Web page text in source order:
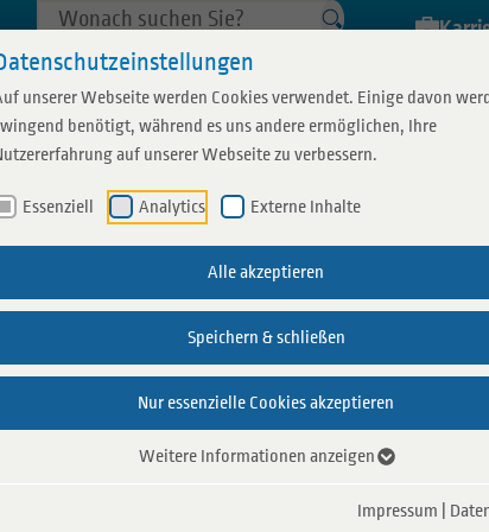
unserer Webseite werden Cookies verwendet. Einige davon
benötigt, während es uns andere ermöglichen, Ihre
auf unserer Webseite zu verbessern.
Essenziell Analytics Externe Inhalte
Alle akzeptieren
Speichern & schließen
Nur essenzielle Cookies akzeptieren
Weitere Informationen anzeigen
Impressum
planen
Schwimmbad Events
Schwimmkurse
Borken Sauna
Ihren Besuch
Damensauna
Veranstaltungen Sauna
Indoor-Sport
Gastronomie
Schwimmbad
Sauna Gastronomie
Gern genutzt
unsere
auch